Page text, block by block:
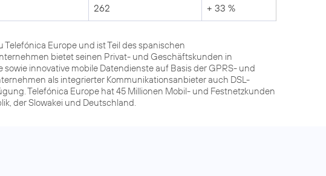
262 + 33 %
Europe und ist Teil des spanischen
bietet seinen Privat- und Geschäftskunden in
innovative mobile Datendienste auf Basis der GPRS- und
als integrierter Kommunikationsanbieter auch DSL-
Telefónica Europe hat 45 Millionen Mobil- und Festnetzkunden
der Slowakei und Deutschland.